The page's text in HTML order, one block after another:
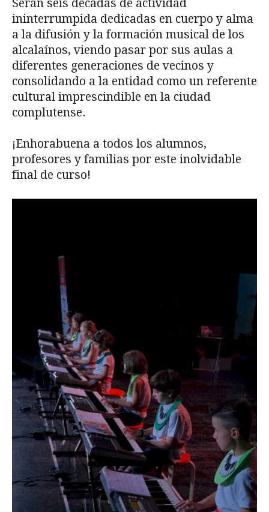
Serán seis décadas de actividad
ininterrumpida dedicadas en cuerpo y alma
a la difusión y la formación musical de los
alcalaínos, viendo pasar por sus aulas a
diferentes generaciones de vecinos y
consolidando a la entidad como un referente
cultural imprescindible en la ciudad
complutense.
¡Enhorabuena a todos los alumnos,
profesores y familias por este inolvidable
final de curso!